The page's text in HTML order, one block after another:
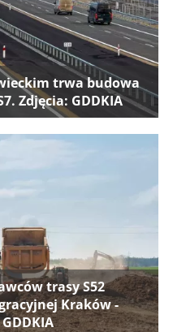
trwa budowa
Zdjęcia: GDDKIA
trasy S52
Kraków -